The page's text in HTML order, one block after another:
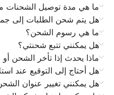
ما هي مدة توصيل الشحنات
هل يتم شحن الطلبات إلى
ما هي رسوم الشحن؟
هل يمكنني تتبع شحنتي؟
ماذا يحدث إذا تأخر الشحن
هل أحتاج إلى التوقيع عند
هل يمكنني تغيير عنوان